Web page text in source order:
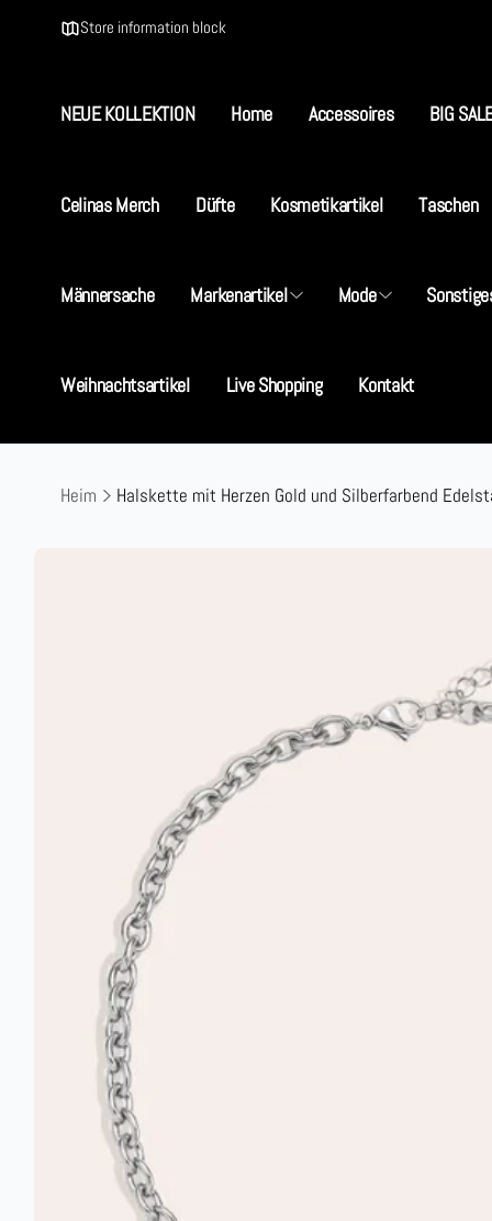
Store information block
NEUE KOLLEKTION Home Accessoires BIG
Celinas Merch Düfte Kosmetikartikel Taschen
Männersache Markenartikel Mode
Weihnachtsartikel Live Shopping Kontakt
Heim
Halskette mit Herzen Gold und Silberfarbend